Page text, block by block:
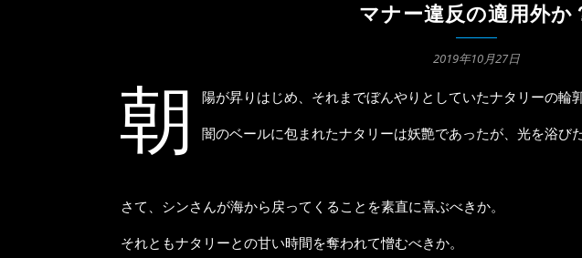
マナー違反の適用外か
2019年10月27日
朝
陽が昇りはじめ、それまでぼんやりとしていたナタリーの輪
闇のベールに包まれたナタリーは妖艶であったが、光を浴び
さて、シンさんが海から戻ってくることを素直に喜ぶべきか。
それともナタリーとの甘い時間を奪われて憎むべきか。